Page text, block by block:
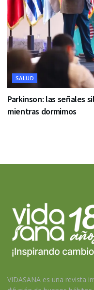
SALUD
Parkinson: las señales
mientras dormimos
VIDASANA es una revista